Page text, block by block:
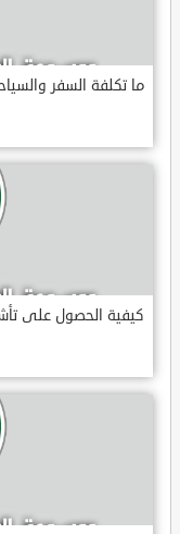
ما تكلفة السفر
كيفية الحصول على